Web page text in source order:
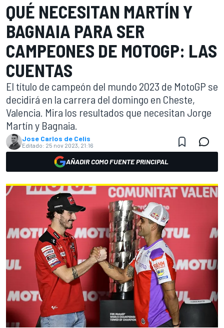
QUÉ NECESITAN MARTÍN Y
BAGNAIA PARA SER
CAMPEONES DE MOTOGP: LAS
CUENTAS
El título de campeón del mundo 2023 de MotoGP se
decidirá en la carrera del domingo en Cheste,
Valencia. Mira los resultados que necesitan Jorge
Martín y Bagnaia.
Jose Carlos de Celis
Editado: 25 nov 2023, 21:16
AÑADIR COMO FUENTE PRINCIPAL